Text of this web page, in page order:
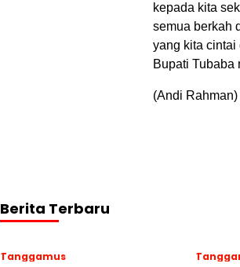
kepada kita
semua berkah
yang kita cintai
Bupati Tubaba
(Andi Rahman)
Berita Terbaru
Tanggamus